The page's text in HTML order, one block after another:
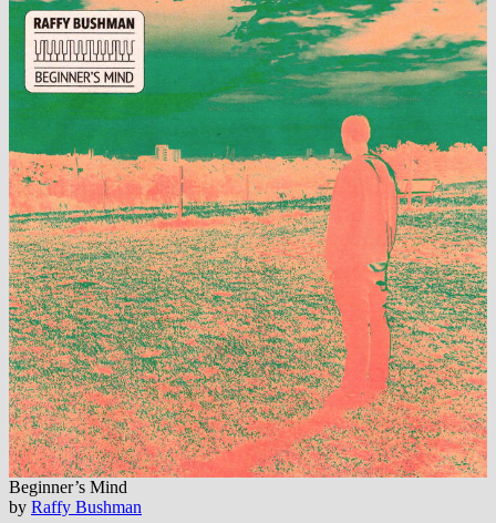
Beginner’s Mind
by Raffy Bushman